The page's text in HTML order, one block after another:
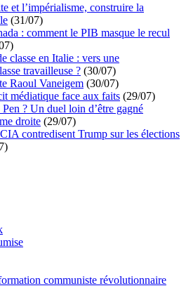
et l’impérialisme, construire la
(31/07)
: comment le PIB masque le recul
classe en Italie : vers une
travailleuse ? (30/07)
Raoul Vaneigem (30/07)
médiatique face aux faits (29/07)
? Un duel loin d’être gagné
droite (29/07)
contredisent Trump sur les élections
communiste révolutionnaire